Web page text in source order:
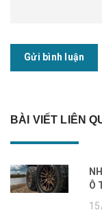
Gửi bình luận
BÀI VIẾT LIÊN
Ô